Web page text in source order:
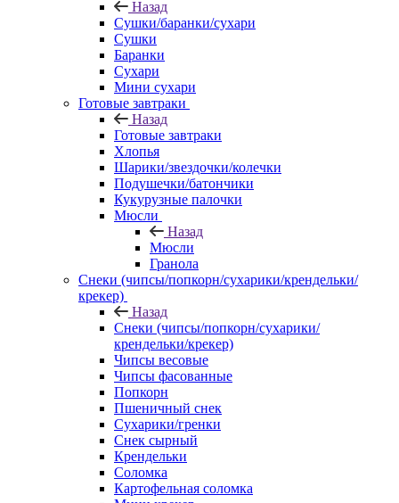
Назад
Сушки/баранки/сухари
Сушки
Баранки
Сухари
Мини сухари
Готовые завтраки
Назад
Готовые завтраки
Хлопья
Шарики/звездочки/колечки
Подушечки/батончики
Кукурузные палочки
Мюсли
Назад
Мюсли
Гранола
Снеки (чипсы/попкорн/сухарики/крендельки/
крекер)
Назад
Снеки (чипсы/попкорн/сухарики/
крендельки/крекер)
Чипсы весовые
Чипсы фасованные
Попкорн
Пшеничный снек
Сухарики/гренки
Снек сырный
Крендельки
Соломка
Картофельная соломка